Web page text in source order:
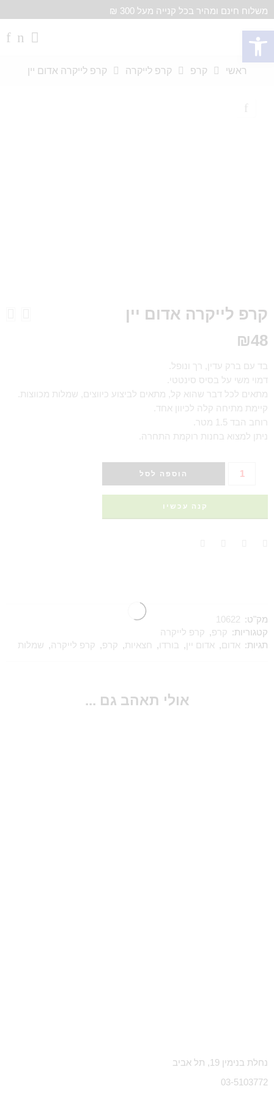
פתח סרגל נגישות
משלוח חינם ומהיר בכל קנייה מעל 300 ₪
ראשי קרפ קרפ לייקרה קרפ לייקרה אדום יין
קרפ לייקרה אדום יין
₪48
בד עם ברק עדין, רך ונופל.
דמוי משי על בסיס סינטטי.
מתאים לכל דבר שהוא קל, מתאים לביצוע כיווצים, שמלות מכווצות.
קיימת מתיחה קלה לכיוון אחד.
רוחב הבד 1.5 מטר.
ניתן למצוא בחנות רוקמת התחרה.
הוספה לסל
קנה עכשיו
מק"ט: 10622
קטגוריות: קרפ, קרפ לייקרה
תגיות: אדום, אדום יין , בורדו , חצאיות, קרפ, קרפ לייקרה, שמלות
אולי תאהב גם ...
נחלת בנימין 19, תל אביב
03-5103772